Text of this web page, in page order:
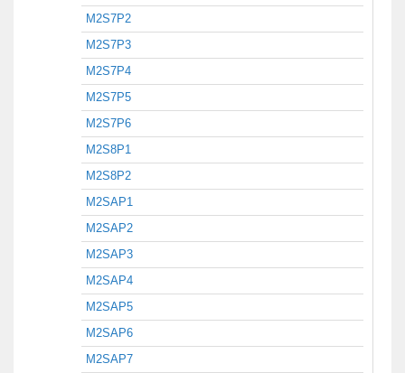
M2S7P2
M2S7P3
M2S7P4
M2S7P5
M2S7P6
M2S8P1
M2S8P2
M2SAP1
M2SAP2
M2SAP3
M2SAP4
M2SAP5
M2SAP6
M2SAP7